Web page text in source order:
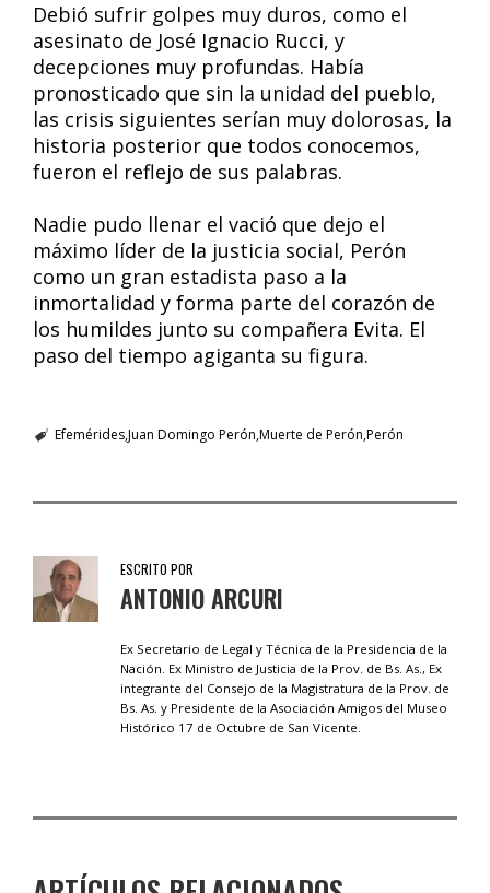
Debió sufrir golpes muy duros, como el
asesinato de José Ignacio Rucci, y
decepciones muy profundas. Había
pronosticado que sin la unidad del pueblo,
las crisis siguientes serían muy dolorosas, la
historia posterior que todos conocemos,
fueron el reflejo de sus palabras.
Nadie pudo llenar el vació que dejo el
máximo líder de la justicia social, Perón
como un gran estadista paso a la
inmortalidad y forma parte del corazón de
los humildes junto su compañera Evita. El
paso del tiempo agiganta su figura.
EfeméridesJuan Domingo Perón Muerte de Perón Perón
ESCRITO POR
ANTONIO ARCURI
Ex Secretario de Legal y Técnica de la Presidencia de la
Nación. Ex Ministro de Justicia de la Prov. de Bs. As., Ex
integrante del Consejo de la Magistratura de la Prov. de
Bs. As. y Presidente de la Asociación Amigos del Museo
Histórico 17 de Octubre de San Vicente.